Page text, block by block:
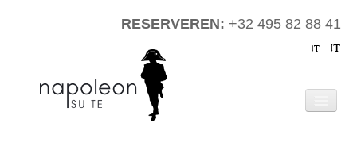
RESERVEREN: +32 495 82 88 41